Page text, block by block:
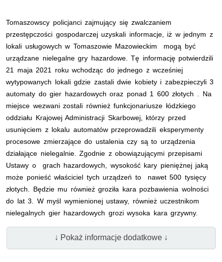
Tomaszowscy policjanci zajmujący się zwalczaniem
przestępczości gospodarczej uzyskali informacje, iż w jednym z
lokali usługowych w Tomaszowie Mazowieckim mogą być
urządzane nielegalne gry hazardowe. Tę informację potwierdzili
21 maja 2021 roku wchodząc do jednego z wcześniej
wytypowanych lokali gdzie zastali dwie kobiety i zabezpieczyli 3
automaty do gier hazardowych oraz ponad 1 600 złotych . Na
miejsce wezwani zostali również funkcjonariusze łódzkiego
oddziału Krajowej Administracji Skarbowej, którzy przed
usunięciem z lokalu automatów przeprowadzili eksperymenty
procesowe zmierzające do ustalenia czy są to urządzenia
działające nielegalnie. Zgodnie z obowiązującymi przepisami
Ustawy o grach hazardowych, wysokość kary pieniężnej jaką
może ponieść właściciel tych urządzeń to nawet 500 tysięcy
złotych. Będzie mu również groziła kara pozbawienia wolności
do lat 3. W myśl wymienionej ustawy, również uczestnikom
nielegalnych gier hazardowych grozi wysoka kara grzywny.
↓ Pokaż informacje dodatkowe ↓